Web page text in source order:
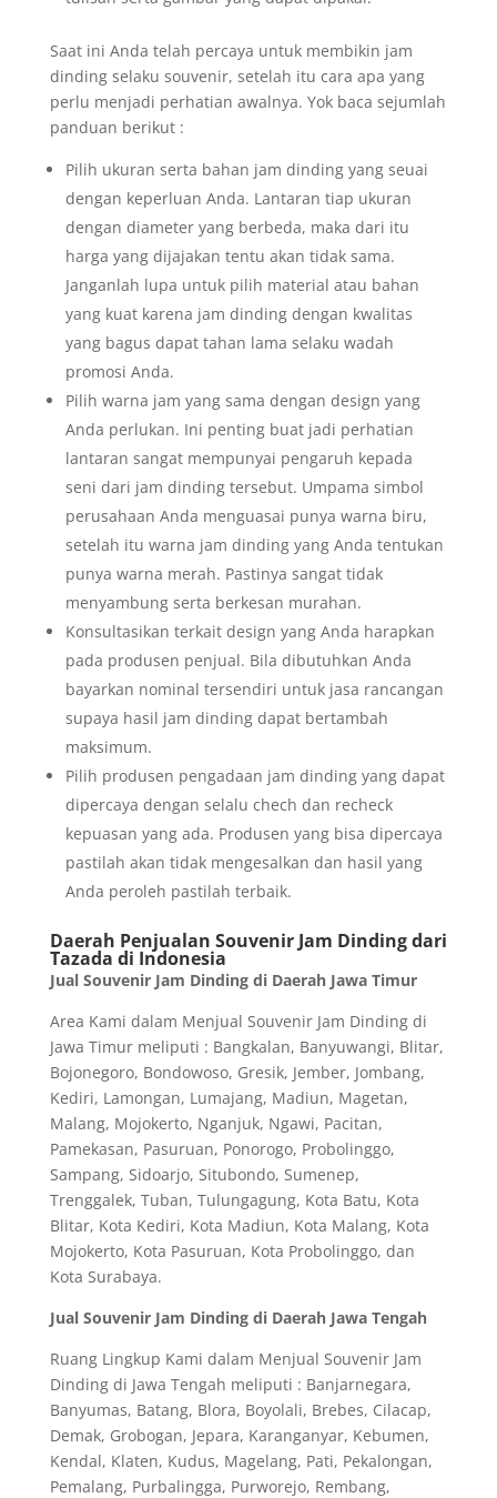
Saat ini Anda telah percaya untuk membikin jam
dinding selaku souvenir, setelah itu cara apa yang
perlu menjadi perhatian awalnya. Yok baca sejumlah
panduan berikut :
Pilih ukuran serta bahan jam dinding yang seuai
dengan keperluan Anda. Lantaran tiap ukuran
dengan diameter yang berbeda, maka dari itu
harga yang dijajakan tentu akan tidak sama.
Janganlah lupa untuk pilih material atau bahan
yang kuat karena jam dinding dengan kwalitas
yang bagus dapat tahan lama selaku wadah
promosi Anda.
Pilih warna jam yang sama dengan design yang
Anda perlukan. Ini penting buat jadi perhatian
lantaran sangat mempunyai pengaruh kepada
seni dari jam dinding tersebut. Umpama simbol
perusahaan Anda menguasai punya warna biru,
setelah itu warna jam dinding yang Anda tentukan
punya warna merah. Pastinya sangat tidak
menyambung serta berkesan murahan.
Konsultasikan terkait design yang Anda harapkan
pada produsen penjual. Bila dibutuhkan Anda
bayarkan nominal tersendiri untuk jasa rancangan
supaya hasil jam dinding dapat bertambah
maksimum.
Pilih produsen pengadaan jam dinding yang dapat
dipercaya dengan selalu chech dan recheck
kepuasan yang ada. Produsen yang bisa dipercaya
pastilah akan tidak mengesalkan dan hasil yang
Anda peroleh pastilah terbaik.
Daerah Penjualan Souvenir Jam Dinding dari
Tazada di Indonesia
Jual Souvenir Jam Dinding di Daerah Jawa Timur
Area Kami dalam Menjual Souvenir Jam Dinding di
Jawa Timur meliputi : Bangkalan, Banyuwangi, Blitar,
Bojonegoro, Bondowoso, Gresik, Jember, Jombang,
Kediri, Lamongan, Lumajang, Madiun, Magetan,
Malang, Mojokerto, Nganjuk, Ngawi, Pacitan,
Pamekasan, Pasuruan, Ponorogo, Probolinggo,
Sampang, Sidoarjo, Situbondo, Sumenep,
Trenggalek, Tuban, Tulungagung, Kota Batu, Kota
Blitar, Kota Kediri, Kota Madiun, Kota Malang, Kota
Mojokerto, Kota Pasuruan, Kota Probolinggo, dan
Kota Surabaya.
Jual Souvenir Jam Dinding di Daerah Jawa Tengah
Ruang Lingkup Kami dalam Menjual Souvenir Jam
Dinding di Jawa Tengah meliputi : Banjarnegara,
Banyumas, Batang, Blora, Boyolali, Brebes, Cilacap,
Demak, Grobogan, Jepara, Karanganyar, Kebumen,
Kendal, Klaten, Kudus, Magelang, Pati, Pekalongan,
Pemalang, Purbalingga, Purworejo, Rembang,